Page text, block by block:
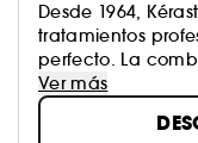
Desde 1964,
tratamientos
perfecto. La
profesional del
Advanced
un protocolo de
Ver más